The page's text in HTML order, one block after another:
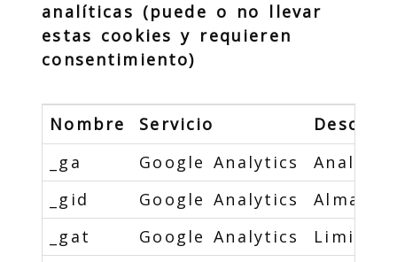
analíticas (puede o no llevar
estas cookies y requieren
consentimiento)
Nombre Servicio
_ga
Google Analytics
_gid
Google Analytics
_gat
Google Analytics
Limita